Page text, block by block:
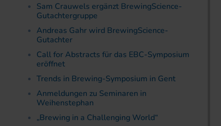
Sam Crauwels ergänzt BrewingScience-
Gutachtergruppe
Andreas Gahr wird BrewingScience-
Gutachter
Call for Abstracts für das EBC-Symposium
eröffnet
Trends in Brewing-Symposium in Gent
Anmeldungen zu Seminaren in
Weihenstephan
„Brewing in a Challenging World“